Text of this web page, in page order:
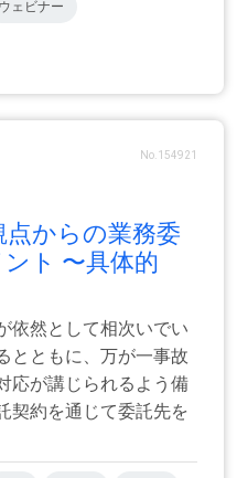
ウェビナー
No.154921
からの業務委
ト 〜具体的
依然として相次いでい
とともに、万が一事故
応が講じられるよう備
契約を通じて委託先を